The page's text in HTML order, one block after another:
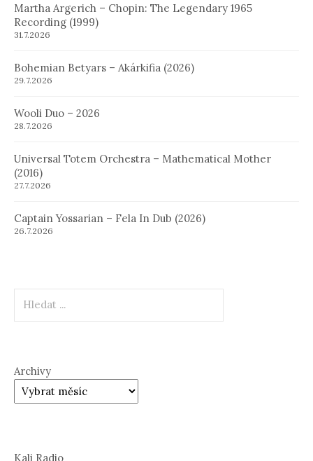
Martha Argerich – Chopin: The Legendary 1965
Recording (1999)
31.7.2026
Bohemian Betyars – Akárkifia (2026)
29.7.2026
Wooli Duo – 2026
28.7.2026
Universal Totem Orchestra – Mathematical Mother
(2016)
27.7.2026
Captain Yossarian – Fela In Dub (2026)
26.7.2026
Archivy
Kali Radio